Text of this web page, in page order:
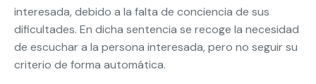
interesada, debido a la falta de conciencia de sus
dificultades. En dicha sentencia se recoge la necesidad
de escuchar a la persona interesada, pero no seguir su
criterio de forma automática.